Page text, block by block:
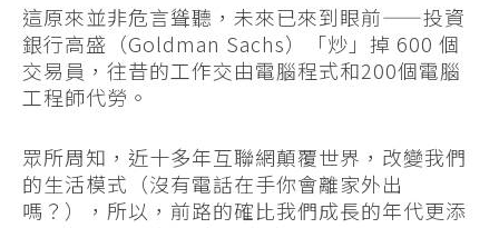
這原來並非危言聳聽，未來已來到眼前——投資
銀行高盛（Goldman Sachs）「炒」掉 600 個
交易員，往昔的工作交由電腦程式和200個電腦
工程師代勞。
眾所周知，近十多年互聯網顛覆世界，改變我們
的生活模式（沒有電話在手你會離家外出
嗎？），所以，前路的確比我們成長的年代更添